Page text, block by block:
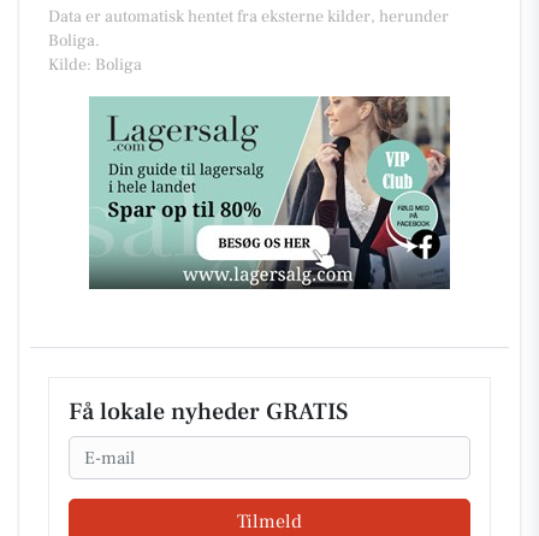
Data er automatisk hentet fra eksterne kilder, herunder
Boliga.
Kilde: Boliga
Få lokale nyheder GRATIS
Email
Tilmeld